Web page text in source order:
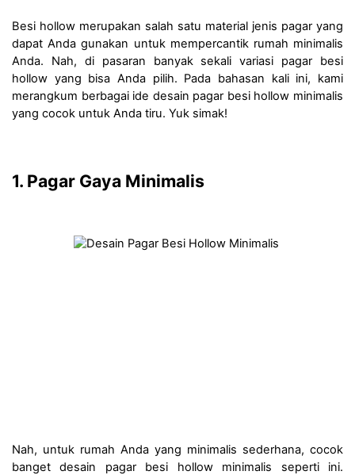
Besi hollow merupakan salah satu material jenis pagar yang
dapat Anda gunakan untuk mempercantik rumah minimalis
Anda. Nah, di pasaran banyak sekali variasi pagar besi
hollow yang bisa Anda pilih. Pada bahasan kali ini, kami
merangkum berbagai ide desain pagar besi hollow minimalis
yang cocok untuk Anda tiru. Yuk simak!
1. Pagar Gaya Minimalis
Nah, untuk rumah Anda yang minimalis sederhana, cocok
banget desain pagar besi hollow minimalis seperti ini.